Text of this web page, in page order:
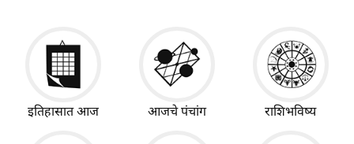
इतिहासात आज आजचे पंचांग राशिभविष्य